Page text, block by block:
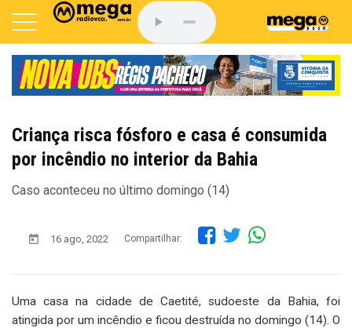
Criança risca fósforo e casa é consumida
por incêndio no interior da Bahia
Caso aconteceu no último domingo (14)
16 ago, 2022 Compartilhar:
Uma casa na cidade de Caetité, sudoeste da Bahia, foi
atingida por um incêndio e ficou destruída no domingo (14). O